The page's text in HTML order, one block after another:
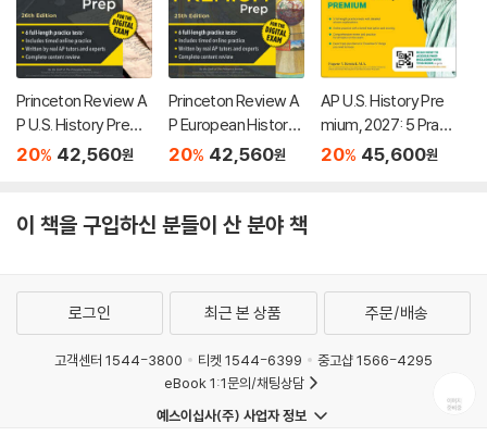
Princeton Review A
P U.S. History Premi
um Prep, 26th Editio
line + Content Revie
20% 42,560원
Princeton Review A
P European History
Premium Prep, 25th
ce Online + Content
20% 42,560원
AP U.S. History Pre
mium, 2027: 5 Practi
ce Tests + Compre
20% 45,600원
이 책을 구입하신 분들이 산 분야 책
로그인 최근 본 상품 주문/배송
고객센터 1544-3800 티켓 1544-6399
중고샵 1566-4295
eBook 1:1문의/채팅상담
예스이십사(주) 사업자 정보